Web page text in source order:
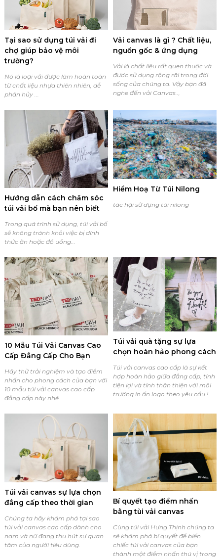
Tại sao sử dụng túi vải đi
chợ giúp bảo vệ môi
trường?
Nó là loại vải được làm hoàn toàn
từ chất liệu nhựa thiên nhiên, dễ
phân hủy ...
Vải canvas là gì ? Chất liệu,
nguồn gốc & ứng dụng
Vải là chất liệu rất quen thuộc và
đươc sử dụng rộng rãi trong đời
sống của chúng ta. Vậy bạn đã
nghe đến vải Canvas..,
Hướng dẫn cách chăm sóc
túi vải bố mà bạn nên biết
Trong quá trình sử dụng, túi vải bố
sẽ không tránh khỏi việc bị dính
thức ăn hoặc đồ uống...
Hiểm Hoạ Từ Túi Nilong
tác hại sử dụng túi nilong
10 Mẫu Túi Vải Canvas Cao
Cấp Đẳng Cấp Cho Bạn
Hãy thử trải nghiệm và tạo điểm
nhấn cho phong cách của bạn với
10 mẫu túi vải canvas cao cấp
đẳng cấp này nhé
Túi vải quà tặng sự lựa
chọn hoàn hảo phong cách
Túi vải canvas cao cấp là sự kết
hợp hoàn hảo giữa đẳng cấp, tính
tiện lợi và tính thân thiện với môi
trường in ấn logo theo yêu cầu !
Túi vải canvas sự lựa chọn
đẳng cấp theo thời gian
Chúng ta hãy khám phá tại sao
túi vải canvas cao cấp dành cho
nam và nữ đang thu hút sự quan
tâm của người tiêu dùng.
Bí quyết tạo điểm nhấn
bằng tùi vải canvas
Cùng túi vải Hưng Thịnh chúng ta
sẽ khám phá bí quyết để biến
chiếc túi vải canvas của bạn
thành một điểm nhấn thú vị trong